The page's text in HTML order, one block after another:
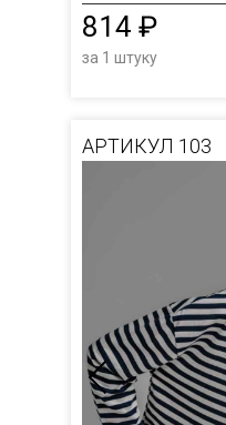
814 ₽
за 1 штуку
АРТИКУЛ 103